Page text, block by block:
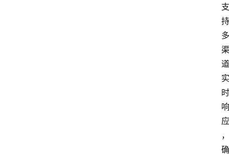
支
持
多
渠
道
实
时
响
应
，
确